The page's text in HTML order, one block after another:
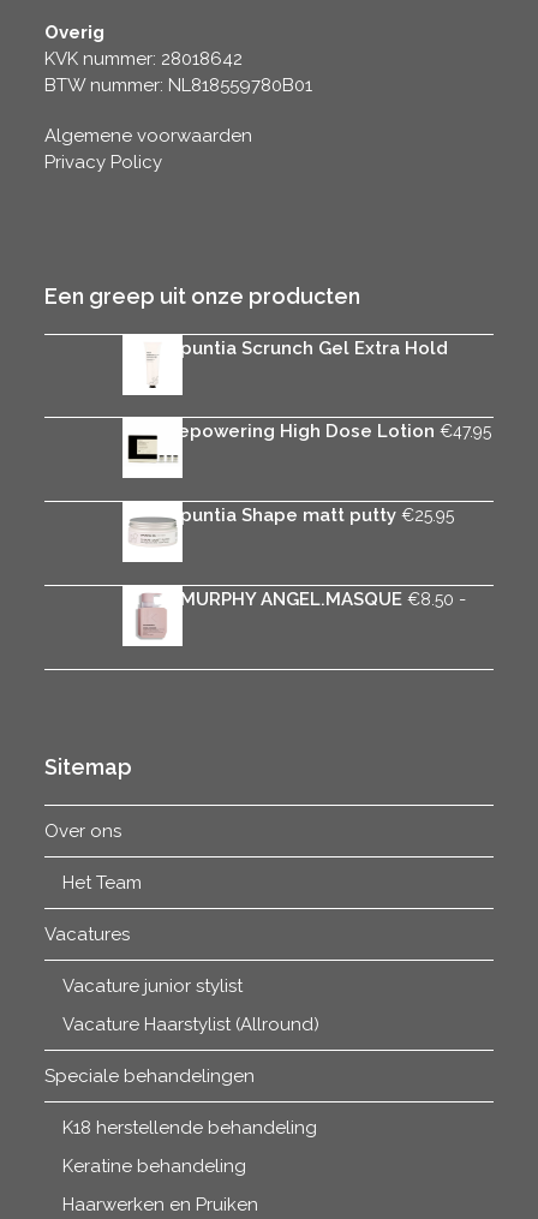
Overig
KVK nummer: 28018642
BTW nummer: NL818559780B01
Algemene voorwaarden
Privacy Policy
Een greep uit onze producten
Rica Opuntia Scrunch Gel Extra Hold
27.95
Rica Repowering High Dose Lotion €47.95
Rica Opuntia Shape matt putty €25.95
KEVIN.MURPHY ANGEL.MASQUE €8.50 -
41.65
€8.50
tot
Sitemap
Over ons
Het Team
Vacatures
Vacature junior stylist
Vacature Haarstylist (Allround)
Speciale behandelingen
K18 herstellende behandeling
Keratine behandeling
Haarwerken en Pruiken